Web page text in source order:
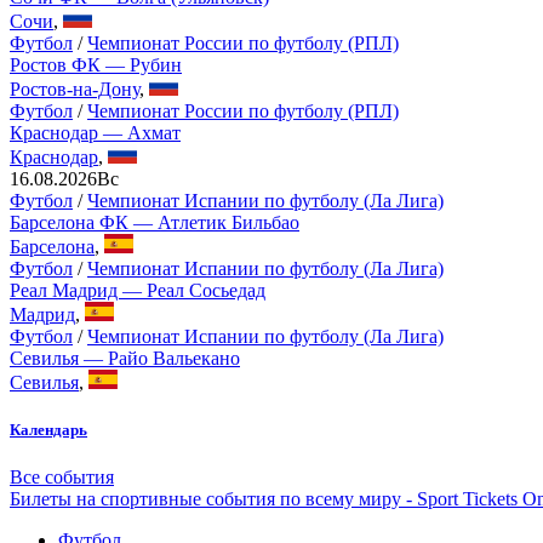
Сочи,
Футбол /Чемпионат России по футболу (РПЛ)
Ростов ФК — Рубин
Ростов-на-Дону,
Футбол /Чемпионат России по футболу (РПЛ)
Краснодар — Ахмат
Краснодар,
16.08.2026Вс
Футбол /Чемпионат Испании по футболу (Ла Лига)
Барселона ФК — Атлетик Бильбао
Барселона,
Футбол /Чемпионат Испании по футболу (Ла Лига)
Реал Мадрид — Реал Сосьедад
Мадрид,
Футбол /Чемпионат Испании по футболу (Ла Лига)
Севилья — Райо Вальекано
Севилья,
Календарь
Все события
Билеты на спортивные события по всему миру - Sport Tickets